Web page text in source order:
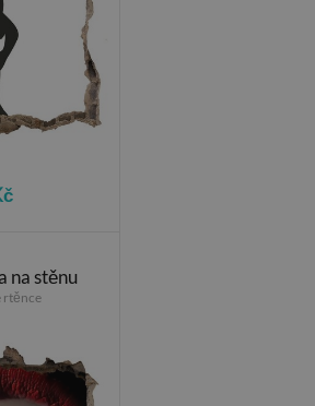
na stěnu
rtěnce